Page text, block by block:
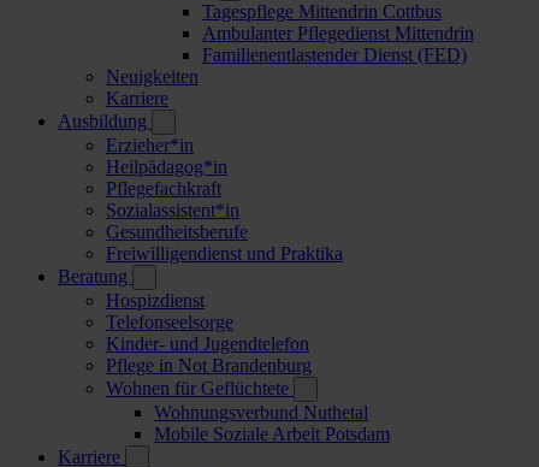
Tagespflege Mittendrin Cottbus
Ambulanter Pflegedienst Mittendrin
Familienentlastender Dienst (FED)
Neuigkeiten
Karriere
Ausbildung
Erzieher*in
Heilpädagog*in
Pflegefachkraft
Sozialassistent*in
Gesundheitsberufe
Freiwilligendienst und Praktika
Beratung
Hospizdienst
Telefonseelsorge
Kinder- und Jugendtelefon
Pflege in Not Brandenburg
Wohnen für Geflüchtete
Wohnungsverbund Nuthetal
Mobile Soziale Arbeit Potsdam
Karriere